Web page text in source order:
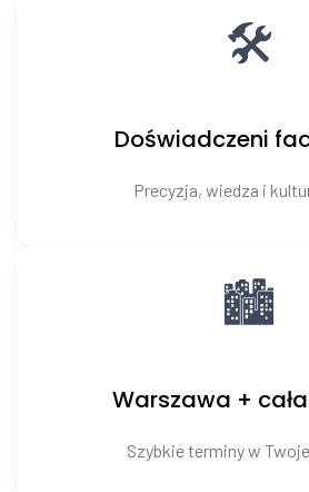
🛠️
Doświadczeni
Precyzja, wiedza i
🏙️
Warszawa +
Szybkie terminy w